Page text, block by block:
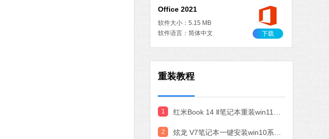
Office 2021
软件大小：5.15 MB
软件语言：简体中文
下载
石大师一键重装系统
软件语言：简体中文
重装教程
1
2